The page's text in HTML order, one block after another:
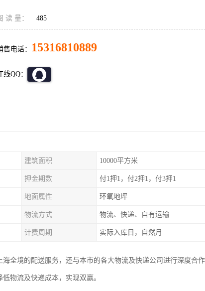
读 量： 485
售电话： 15316810889
线QQ：
建筑面积 10000平方米
押金期数 付1押1，付2押1，付3押1
地面属性 环氧地坪
物流方式 物流、快递、自有运输
计费周期 实际入库日，自然月
全境的配送服务，还与本市的各大物流及快递公司进行深度合
物流及快递成本，实现双赢。